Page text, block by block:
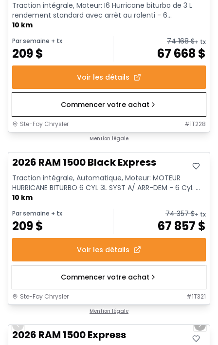
Traction intégrale, Moteur: I6 Hurricane biturbo de 3 L
rendement standard avec arrêt au ralenti - 6...
10 km
Par semaine + tx
209$
74 168$+ tx
67 668 $
Voir les détails
Commencer votre achat
Ste-Foy Chrysler #1T228
Mention légale
2026 RAM 1500 Black Express
Traction intégrale, Automatique, Moteur: MOTEUR
HURRICANE BITURBO 6 CYL 3L SYST A/ ARR-DEM - 6 Cyl. ...
10 km
Par semaine + tx
209$
74 357$+ tx
67 857 $
Voir les détails
Commencer votre achat
Ste-Foy Chrysler #1T321
Mention légale
Previous slide Next
2026 RAM 1500 Express